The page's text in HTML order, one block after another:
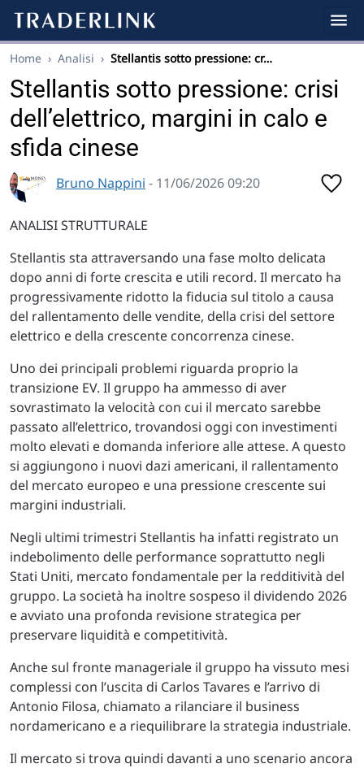
Home › Analisi › Stellantis sotto pressione: cr…
Stellantis sotto pressione: crisi
dell’elettrico, margini in calo e
sfida cinese
Bruno Nappini - 11/06/2026 09:20
ANALISI STRUTTURALE
Stellantis sta attraversando una fase molto delicata
dopo anni di forte crescita e utili record. Il mercato ha
progressivamente ridotto la fiducia sul titolo a causa
del rallentamento delle vendite, della crisi del settore
elettrico e della crescente concorrenza cinese.
Uno dei principali problemi riguarda proprio la
transizione EV. Il gruppo ha ammesso di aver
sovrastimato la velocità con cui il mercato sarebbe
passato all’elettrico, trovandosi oggi con investimenti
molto elevati e domanda inferiore alle attese. A questo
si aggiungono i nuovi dazi americani, il rallentamento
del mercato europeo e una pressione crescente sui
margini industriali.
Negli ultimi trimestri Stellantis ha infatti registrato un
indebolimento delle performance soprattutto negli
Stati Uniti, mercato fondamentale per la redditività del
gruppo. La società ha inoltre sospeso il dividendo 2026
e avviato una profonda revisione strategica per
preservare liquidità e competitività.
Anche sul fronte manageriale il gruppo ha vissuto mesi
complessi con l’uscita di Carlos Tavares e l’arrivo di
Antonio Filosa, chiamato a rilanciare il business
nordamericano e a riequilibrare la strategia industriale.
Il mercato si trova quindi davanti a uno scenario ancora